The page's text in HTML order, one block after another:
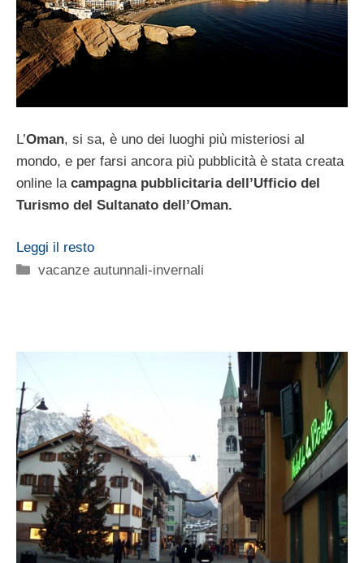
L’Oman, si sa, è uno dei luoghi più misteriosi al
mondo, e per farsi ancora più pubblicità è stata creata
online la campagna pubblicitaria dell’Ufficio del
Turismo del Sultanato dell’Oman.
Leggi il resto
Categorie
vacanze autunnali-invernali